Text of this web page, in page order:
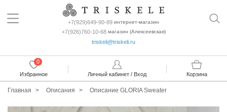
+7(929)649-90-89 интернет-магазин
+7(926)760-10-68магазин (Алексеевская)
triskeli@triskeli.ru
Избранное
0
Личный кабинет / Вход Корзина
Главная Описания Описание GLORIA Sweater